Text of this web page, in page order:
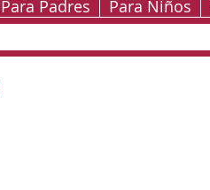
Para Padres Para Niños